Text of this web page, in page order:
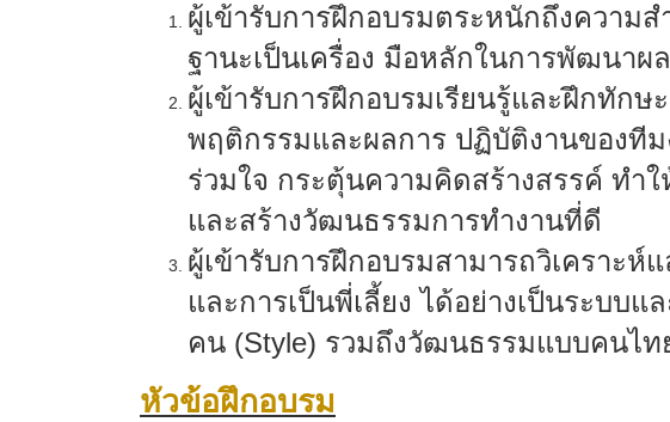
ผู้เข้ารับการฝึกอบรมตระหนักถึงความ
ฐานะเป็นเครื่อง มือหลักในการพัฒนา
ผู้เข้ารับการฝึกอบรมเรียนรู้และฝึกทักษ
พฤติกรรมและผลการ ปฏิบัติงานของทีม
ร่วมใจ กระตุ้นความคิดสร้างสรรค์ ทำ
และสร้างวัฒนธรรมการทำงานที่ดี
ผู้เข้ารับการฝึกอบรมสามารถวิเคราะ
และการเป็นพี่เลี้ยง ได้อย่างเป็นระบบ
คน (Style) รวมถึงวัฒนธรรมแบบคนไท
หัวข้อฝึกอบรม